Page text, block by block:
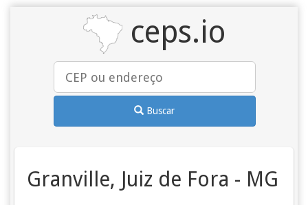
ceps.io
Buscar
Granville, Juiz de Fora - MG